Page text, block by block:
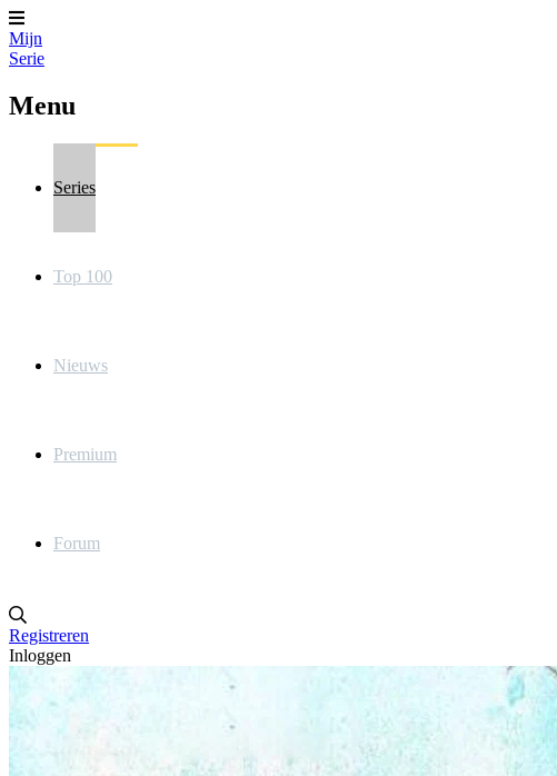
Mijn
Serie
Menu
Series
Top 100
Nieuws
Premium
Forum
Registreren
Inloggen